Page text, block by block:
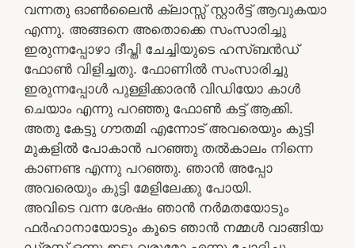
വന്നതു ഓൺലൈൻ ക്ലാസ്സ്‌ സ്റ്റാർട്ട്‌ ആവുകയാ
എന്നു. അങ്ങനെ അതൊക്കെ സംസാരിച്ചു
ഇരുന്നപ്പോഴാ ദീപ്തി ചേച്ചിയുടെ ഹസ്ബൻഡ്
ഫോൺ വിളിച്ചതു. ഫോണിൽ സംസാരിച്ചു
ഇരുന്നപ്പോൾ പുള്ളിക്കാരൻ വിഡിയോ കാൾ
ചെയാം എന്നു പറഞ്ഞു ഫോൺ കട്ട്‌ ആക്കി.
അതു കേട്ടു ഗൗതമി എന്നോട് അവരെയും കുട്ടി
മുകളിൽ പോകാൻ പറഞ്ഞു തൽകാലം നിന്നെ
കാണണ്ട എന്നു പറഞ്ഞു. ഞാൻ അപ്പോ
അവരെയും കുട്ടി മേളിലേക്കു പോയി.
അവിടെ വന്ന ശേഷം ഞാൻ നർമതയോടും
ഫർഹാനായോടും കൂടെ ഞാൻ നമ്മൾ വാങ്ങിയ